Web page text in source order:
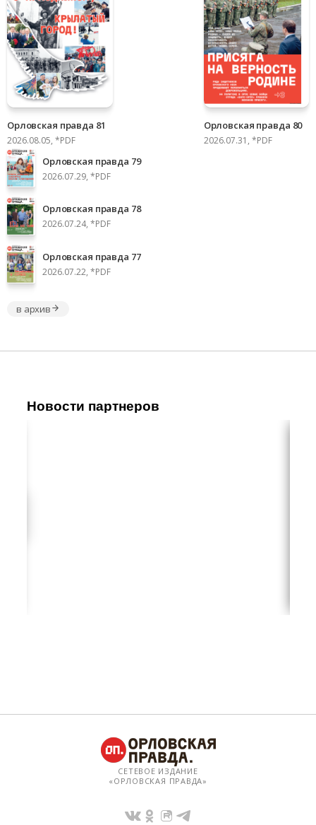
Орловская правда 81
2026.08.05, *PDF
Орловская правда 80
2026.07.31, *PDF
Орловская правда 79
2026.07.29, *PDF
Орловская правда 78
2026.07.24, *PDF
Орловская правда 77
2026.07.22, *PDF
в архив
Новости партнеров
СЕТЕВОЕ ИЗДАНИЕ
«ОРЛОВСКАЯ ПРАВДА»